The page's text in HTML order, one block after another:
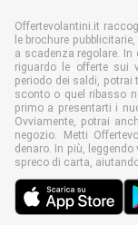
Offertevolantini.it
le brochure
a scadenza regolare.
riguardo le offerte sui
periodo dei saldi,
sconto o quel ribasso
primo a presentarti i
Ovviamente, potrai
negozio. Metti
denaro. In più,
spreco di carta,